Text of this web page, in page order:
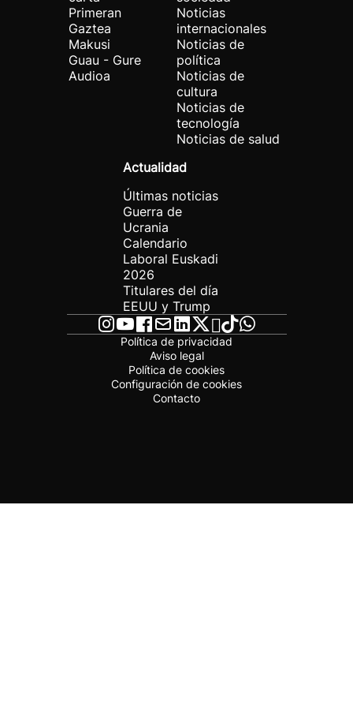
Primeran
Gaztea
Makusi
Guau - Gure
Audioa
Noticias
internacionales
Noticias de
política
Noticias de
cultura
Noticias de
tecnología
Noticias de salud
Actualidad
Últimas noticias
Guerra de
Ucrania
Calendario
Laboral Euskadi
2026
Titulares del día
EEUU y Trump
Política de privacidad
Aviso legal
Política de cookies
Configuración de cookies
Contacto